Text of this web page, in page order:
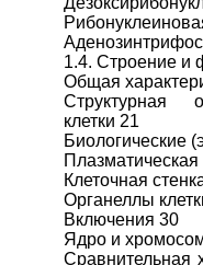
1.4. Строение и
Общая
Структурная
клетки 21
Биологические
Клеточная
Органеллы
Включения 30
Ядро и
Сравнительная